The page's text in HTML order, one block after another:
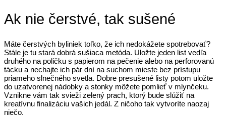
Ak nie čerstvé, tak sušené
Máte čerstvých byliniek toľko, že ich nedokážete spotrebovať?
Stále je tu stará dobrá sušiaca metóda. Uložte jeden list vedľa
druhého na poličku s papierom na pečenie alebo na perforovanú
tácku a nechajte ich pár dní na suchom mieste bez prístupu
priameho slnečného svetla. Dobre presušené listy potom uložte
do uzatvorenej nádobky a stonky môžete pomlieť v mlynčeku.
Vznikne vám tak svieži zelený prach, ktorý bude slúžiť na
kreatívnu finalizáciu vašich jedál. Z ničoho tak vytvoríte naozaj
niečo.